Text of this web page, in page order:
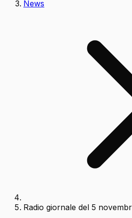
News
Radio giornale del 5